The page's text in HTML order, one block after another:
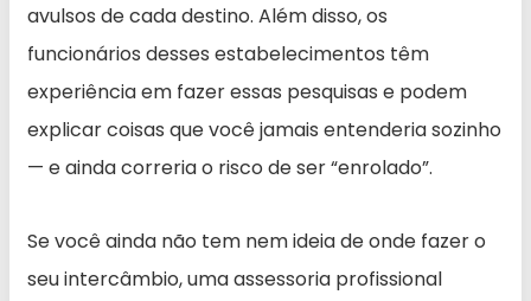
avulsos de cada destino. Além disso, os
funcionários desses estabelecimentos têm
experiência em fazer essas pesquisas e podem
explicar coisas que você jamais entenderia sozinho
— e ainda correria o risco de ser “enrolado”.
Se você ainda não tem nem ideia de onde fazer o
seu intercâmbio, uma assessoria profissional